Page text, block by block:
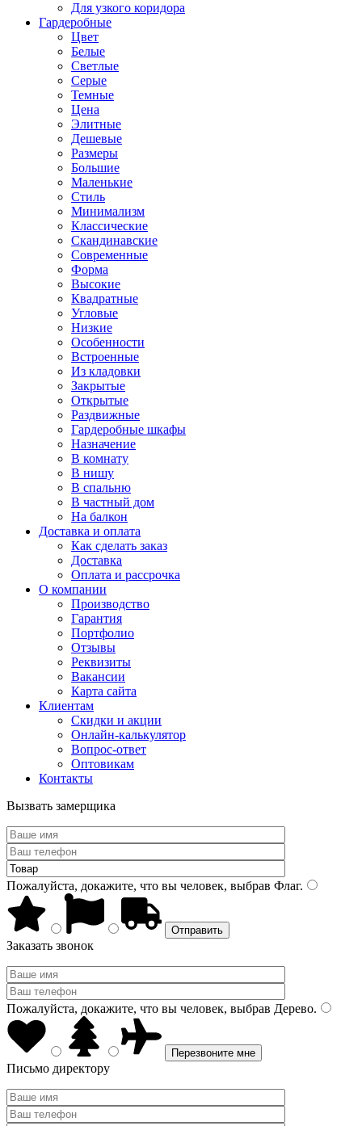
Для узкого коридора
Гардеробные
Цвет
Белые
Светлые
Серые
Темные
Цена
Элитные
Дешевые
Размеры
Большие
Маленькие
Стиль
Минимализм
Классические
Скандинавские
Современные
Форма
Высокие
Квадратные
Угловые
Низкие
Особенности
Встроенные
Из кладовки
Закрытые
Открытые
Раздвижные
Гардеробные шкафы
Назначение
В комнату
В нишу
В спальню
В частный дом
На балкон
Доставка и оплата
Как сделать заказ
Доставка
Оплата и рассрочка
О компании
Производство
Гарантия
Портфолио
Отзывы
Реквизиты
Вакансии
Карта сайта
Клиентам
Скидки и акции
Онлайн-калькулятор
Вопрос-ответ
Оптовикам
Контакты
Вызвать замерщика
Пожалуйста, докажите, что вы человек, выбрав Флаг.
Заказать звонок
Пожалуйста, докажите, что вы человек, выбрав Дерево.
Письмо директору